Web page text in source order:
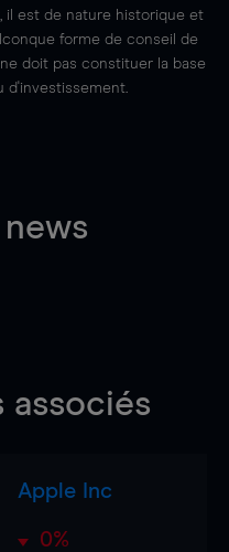
il est de nature historique et
forme de conseil de
doit pas constituer la base
d'investissement.
news
associés
Apple Inc
0%